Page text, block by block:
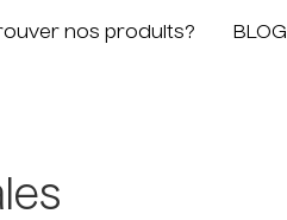
nos produits? BLOG